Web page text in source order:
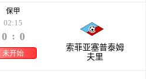
未开始
02:15
保甲
0 : 0
索菲亚塞普泰姆
夫里